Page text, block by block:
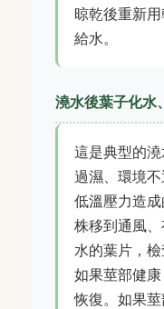
晾乾後重新
給水。
澆水後葉子化水
這是典型的
過濕、環境
低溫壓力造
株移到通風
水的葉片，檢
如果莖部健
恢復。如果